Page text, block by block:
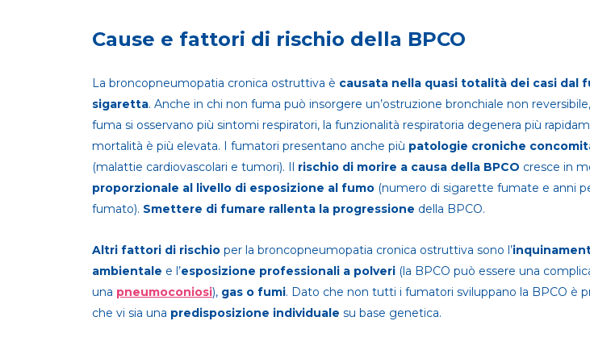
Cause e fattori di rischio della BPCO
La broncopneumopatia cronica ostruttiva è causata nella quasi totalità dei casi dal
sigaretta. Anche in chi non fuma può insorgere un’ostruzione bronchiale non
fuma si osservano più sintomi respiratori, la funzionalità respiratoria degenera più
mortalità è più elevata. I fumatori presentano anche più patologie croniche
(malattie cardiovascolari e tumori). Il rischio di morire a causa della BPCO cresce in
proporzionale al livello di esposizione al fumo (numero di sigarette fumate e anni
fumato). Smettere di fumare rallenta la progressione della BPCO.
Altri fattori di rischio per la broncopneumopatia cronica ostruttiva sono l’
ambientale e l’esposizione professionali a polveri (la BPCO può essere una
una pneumoconiosi), gas o fumi. Dato che non tutti i fumatori sviluppano la BPCO è
che vi sia una predisposizione individuale su base genetica.